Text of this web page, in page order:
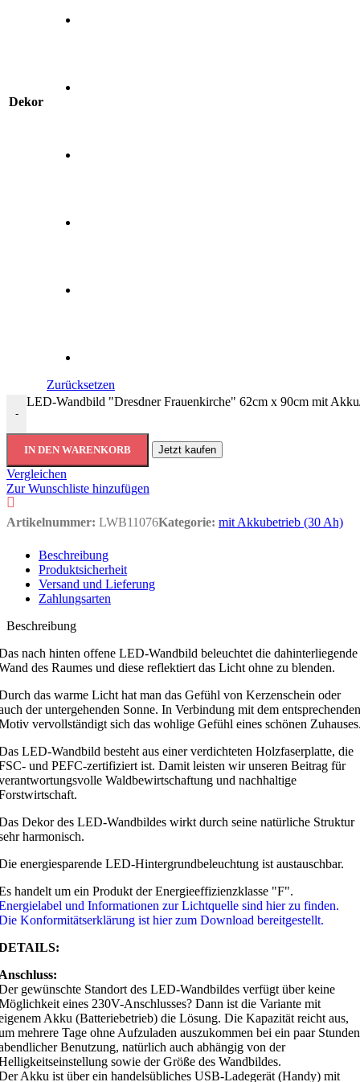
Dekor
Zurücksetzen
-
LED-Wandbild "Dresdner Frauenkirche" 62cm x 90cm mit
IN DEN WARENKORB Jetzt kaufen
Vergleichen
Zur Wunschliste hinzufügen
Artikelnummer: LWB11076Kategorie: mit Akkubetrieb (30 Ah)
Beschreibung
Produktsicherheit
Versand und Lieferung
Zahlungsarten
Beschreibung
nach hinten offene LED-Wandbild beleuchtet die dahinterliegende
des Raumes und diese reflektiert das Licht ohne zu blenden.
das warme Licht hat man das Gefühl von Kerzenschein oder
der untergehenden Sonne. In Verbindung mit dem entsprechenden
vervollständigt sich das wohlige Gefühl eines schönen
LED-Wandbild besteht aus einer verdichteten Holzfaserplatte, die
und PEFC-zertifiziert ist. Damit leisten wir unseren Beitrag für
Waldbewirtschaftung und nachhaltige
Dekor des LED-Wandbildes wirkt durch seine natürliche Struktur
harmonisch.
energiesparende LED-Hintergrundbeleuchtung ist austauschbar.
handelt um ein Produkt der Energieeffizienzklasse "F".
und Informationen zur Lichtquelle sind hier zu finden.
Konformitätserklärung ist hier zum Download bereitgestellt.
gewünschte Standort des LED-Wandbildes verfügt über keine
eines 230V-Anschlusses? Dann ist die Variante mit
Akku (Batteriebetrieb) die Lösung. Die Kapazität reicht aus,
mehrere Tage ohne Aufzuladen auszukommen bei ein paar Stunden
Benutzung, natürlich auch abhängig von der
sowie der Größe des Wandbildes.
Akku ist über ein handelsübliches USB-Ladegerät (Handy) mit